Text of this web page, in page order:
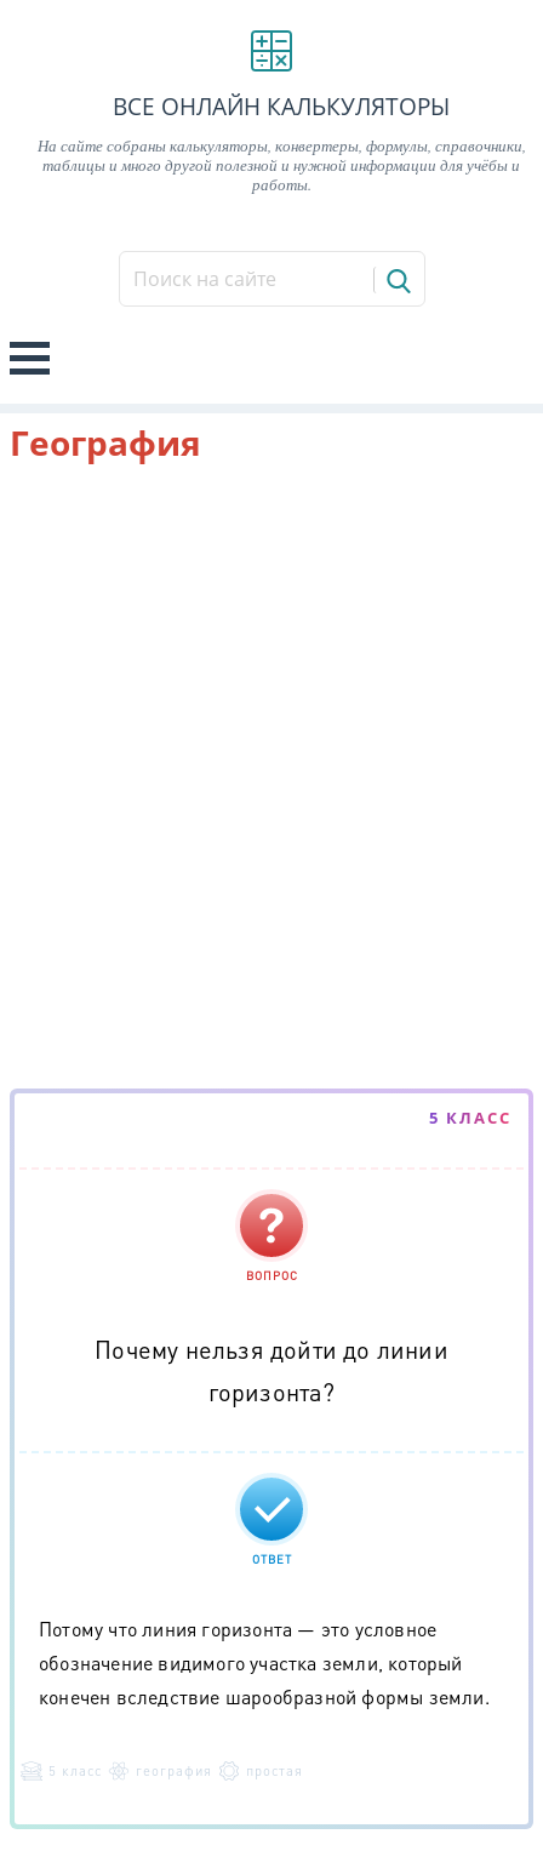
ВСЕ ОНЛАЙН КАЛЬКУЛЯТОРЫ
На сайте собраны калькуляторы, конвертеры, формулы, справочники,
таблицы и много другой полезной и нужной информации для учёбы и
работы.
География
5 КЛАСС
ВОПРОС
Почему нельзя дойти до линии
горизонта?
ОТВЕТ
Потому что линия горизонта — это условное
обозначение видимого участка земли, который
конечен вследствие шарообразной формы земли.
5 класс география простая